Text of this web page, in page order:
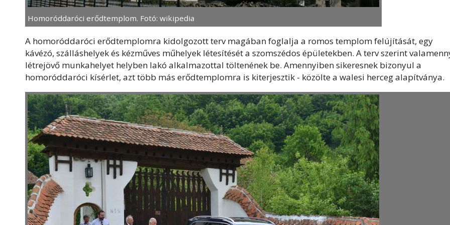
Homoróddaróci erődtemplom. Fotó: wikipedia
A homoróddaróci erődtemplomra kidolgozott terv magában foglalja a romos templom felújítását, egy
kávézó, szálláshelyek és kézműves műhelyek létesítését a szomszédos épületekben. A terv szerint
létrejövő munkahelyet helyben lakó alkalmazottal töltenének be. Amennyiben sikeresnek bizonyul a
homoróddaróci kísérlet, azt több más erődtemplomra is kiterjesztik - közölte a walesi herceg alapítványa.